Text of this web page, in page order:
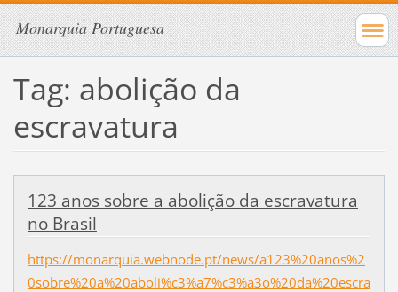
Monarquia Portuguesa
Tag: abolição da
escravatura
123 anos sobre a abolição da escravatura
no Brasil
https://monarquia.webnode.pt/news/a123%20anos%2
0sobre%20a%20aboli%c3%a7%c3%a3o%20da%20escra